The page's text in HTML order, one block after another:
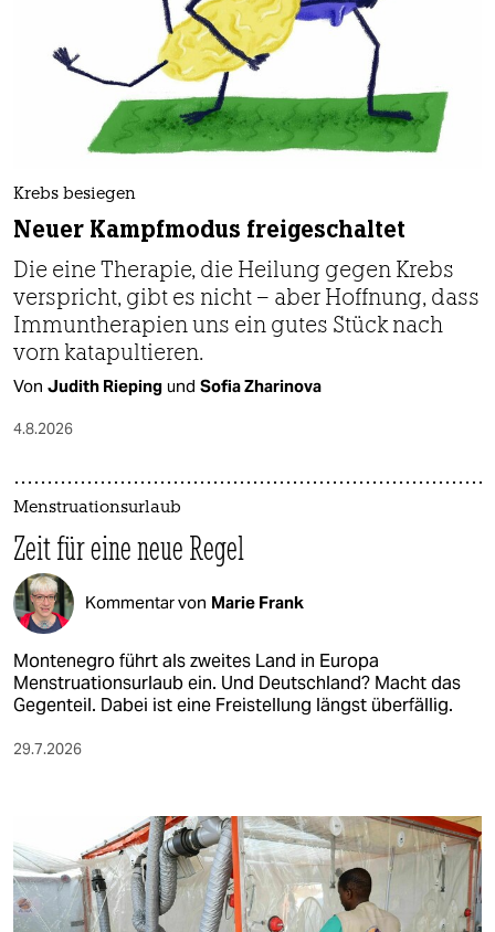
Krebs besiegen
Neuer Kampfmodus freigeschaltet
Die eine Therapie, die Heilung gegen Krebs
verspricht, gibt es nicht – aber Hoffnung, dass
Immuntherapien uns ein gutes Stück nach
vorn katapultieren.
Von Judith Rieping und Sofia Zharinova
4.8.2026
Menstruationsurlaub
Zeit für eine neue Regel
Kommentar von Marie Frank
Montenegro führt als zweites Land in Europa
Menstruationsurlaub ein. Und Deutschland? Macht das
Gegenteil. Dabei ist eine Freistellung längst überfällig.
29.7.2026